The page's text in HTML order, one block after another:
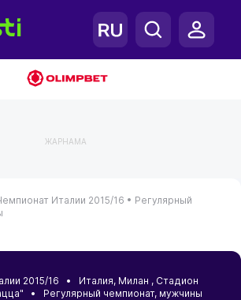
ЖАРНАМА
Италии 2015/16 • Регулярный
2015/16 • Италия, Милан , Стадион
• Регулярный чемпионат, мужчины